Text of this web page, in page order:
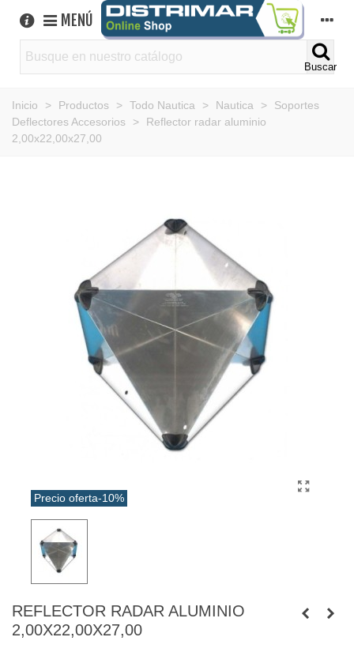
MENÚ
Buscar
Inicio > Productos > Todo Nautica > Nautica >
Soportes
Deflectores Accesorios
>
Reflector radar aluminio
2,00x22,00x27,00
Precio oferta-10%
REFLECTOR RADAR ALUMINIO
2,00X22,00X27,00